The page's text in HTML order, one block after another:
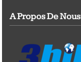
A Propos De Nous